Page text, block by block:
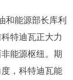
和能源部长库利
特迪瓦正大力
能源枢纽。期
，科特迪瓦能